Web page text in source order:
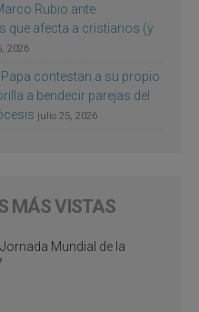
Rubio ante
que afecta a cristianos (y
2026
contestan a su propio
a bendecir parejas del
julio 25, 2026
MÁS VISTAS
Mundial de la